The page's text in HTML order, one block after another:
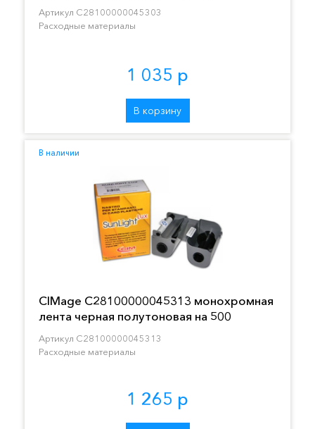
Артикул C28100000045303
Расходные материалы
1 035 р
В корзину
В наличии
CIMage C28100000045313 монохромная
лента черная полутоновая на 500
Артикул C28100000045313
Расходные материалы
1 265 р